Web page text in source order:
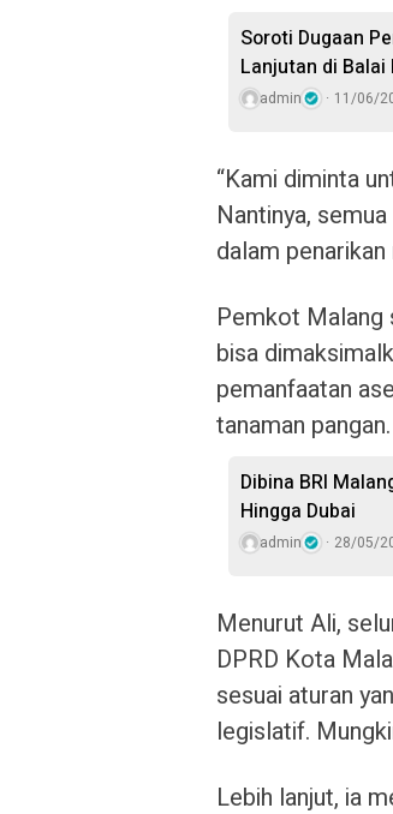
Soroti Dugaan
Lanjutan di Balai
admin 11/06/
“Kami diminta
Nantinya,
dalam
Pemkot Malang
bisa
pemanfaatan
tanaman pangan.
Dibina BRI
Hingga Dubai
admin 28/05/
Menurut Ali,
DPRD Kota
sesuai aturan
legislatif.
Lebih lanjut, ia